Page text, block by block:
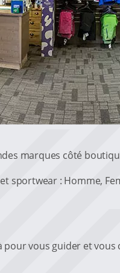
marques côté
sportwear : Homme,
vous guider et vous